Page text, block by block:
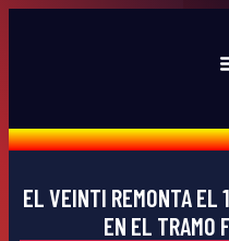
EL VEINTI REMONTA EL
EN EL TRAMO